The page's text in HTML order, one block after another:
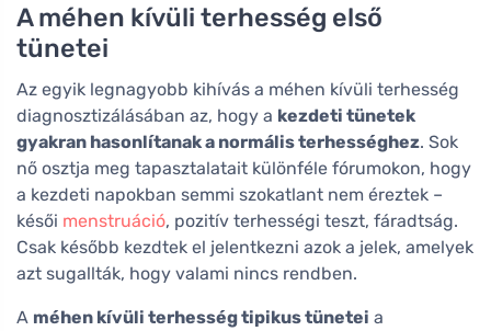
A méhen kívüli terhesség első
tünetei
Az egyik legnagyobb kihívás a méhen kívüli terhesség
diagnosztizálásában az, hogy a kezdeti tünetek
gyakran hasonlítanak a normális terhességhez. Sok
nő osztja meg tapasztalatait különféle fórumokon, hogy
a kezdeti napokban semmi szokatlant nem éreztek –
késői menstruáció, pozitív terhességi teszt, fáradtság.
Csak később kezdtek el jelentkezni azok a jelek, amelyek
azt sugallták, hogy valami nincs rendben.
A méhen kívüli terhesség tipikus tünetei a